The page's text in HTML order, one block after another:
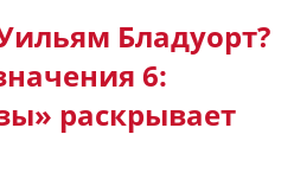
Бладуорт?
6:
раскрывает